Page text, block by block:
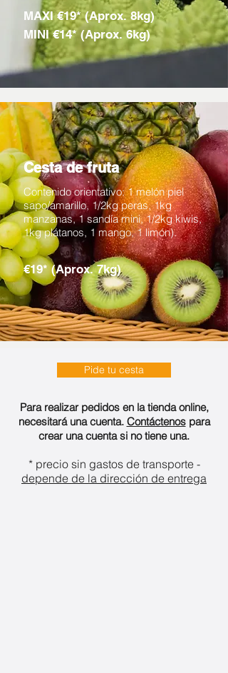
MAXI €19* (Aprox. 8kg)
MINI €14* (Aprox. 6kg)
Cesta de fruta
Contenido orientativo: 1 melón piel
sapo/amarillo, 1/2kg peras, 1kg
manzanas, 1 sandía mini, 1/2kg kiwis,
1kg plátanos, 1 mango, 1 limón).
€19* (Aprox. 7kg)
Pide tu cesta
Para realizar pedidos en la tienda online,
necesitará una cuenta. Contáctenospara
crear una cuenta si no tiene una.
* precio sin gastos de transporte -
depende de la dirección de entrega